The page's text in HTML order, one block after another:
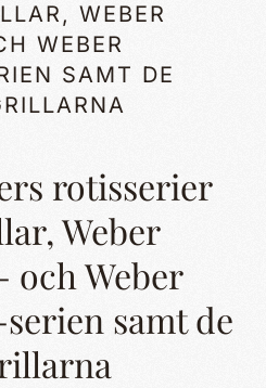
WEBER
WEBER
SAMT DE
rotisserier
Weber
Weber
samt de